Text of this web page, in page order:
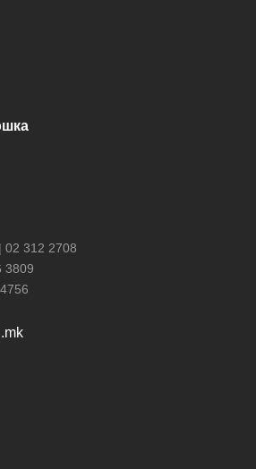
| 02 312 2708
3809